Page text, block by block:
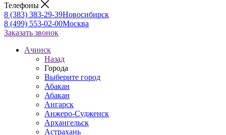
Телефоны
8 (383) 383-29-39Новосибирск
8 (499) 553-02-00Москва
Заказать звонок
Ачинск
Назад
Города
Выберите город
Абакан
Абакан
Ангарск
Анжеро-Судженск
Архангельск
Астрахань